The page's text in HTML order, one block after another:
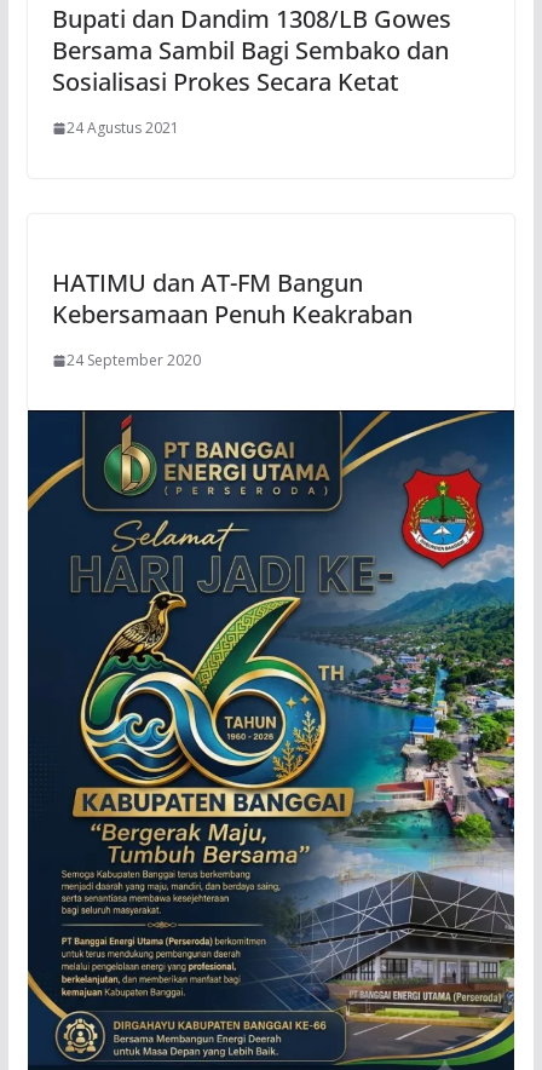
Bupati dan Dandim 1308/LB Gowes
Bersama Sambil Bagi Sembako dan
Sosialisasi Prokes Secara Ketat
24 Agustus 2021
HATIMU dan AT-FM Bangun
Kebersamaan Penuh Keakraban
24 September 2020